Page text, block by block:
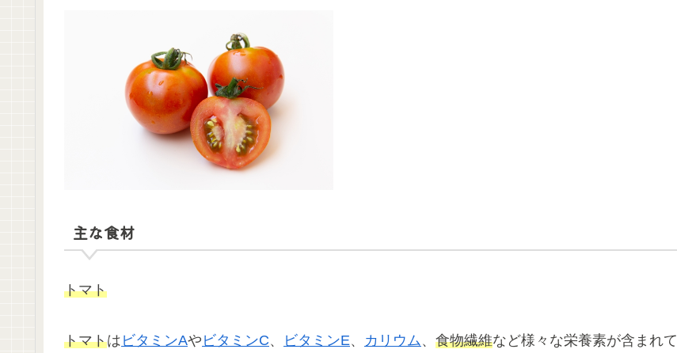
主な食材
トマト
トマトは ビタミンAや ビタミンC、 ビタミンE、 カリウム、 食物繊維など様々な栄養素が含まれて